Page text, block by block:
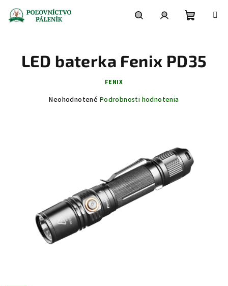
obsah
košík
LED baterka Fenix PD35
FENIX
Priemerné
Neohodnotené Podrobnosti hodnotenia